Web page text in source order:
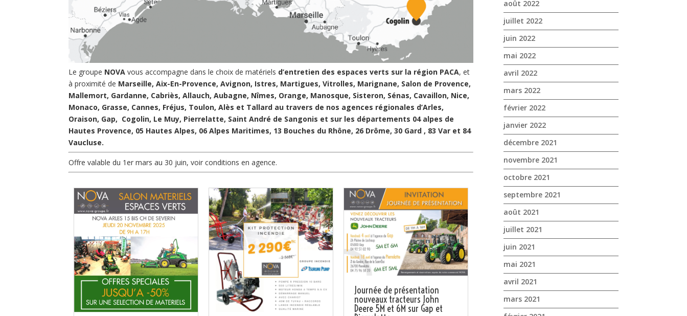
Le groupe NOVAvous accompagne dans le choix de matériels d’entretien des espaces verts sur la région PACA, et
à proximité de Marseille, Aix-En-Provence, Avignon, Istres, Martigues, Vitrolles, Marignane, Salon de Provence,
Mallemort, Gardanne, Cabriès, Allauch, Aubagne, Nîmes, Orange, Manosque, Sisteron, Sénas, Cavaillon, Nice,
Monaco, Grasse, Cannes, Fréjus, Toulon, Alès et Tallard au travers de nos agences régionales d’Arles,
Oraison, Gap, Cogolin, Le Muy, Pierrelatte, Saint André de Sangonis et sur les départements 04 alpes de
Hautes Provence, 05 Hautes Alpes, 06 Alpes Maritimes, 13 Bouches du Rhône, 26 Drôme, 30 Gard , 83 Var et 84
Vaucluse.
Offre valable du 1er mars au 30 juin, voir conditions en agence.
Journée de présentation
nouveaux tracteurs John
Deere 5M et 6M sur Gap et
août 2022
juillet 2022
juin 2022
mai 2022
avril 2022
mars 2022
février 2022
janvier 2022
décembre 2021
novembre 2021
octobre 2021
septembre 2021
août 2021
juillet 2021
juin 2021
mai 2021
avril 2021
mars 2021